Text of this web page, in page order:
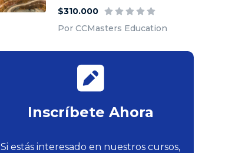
$310.000
Por CCMasters Education
Inscríbete Ahora
Si estás interesado en nuestros cursos,